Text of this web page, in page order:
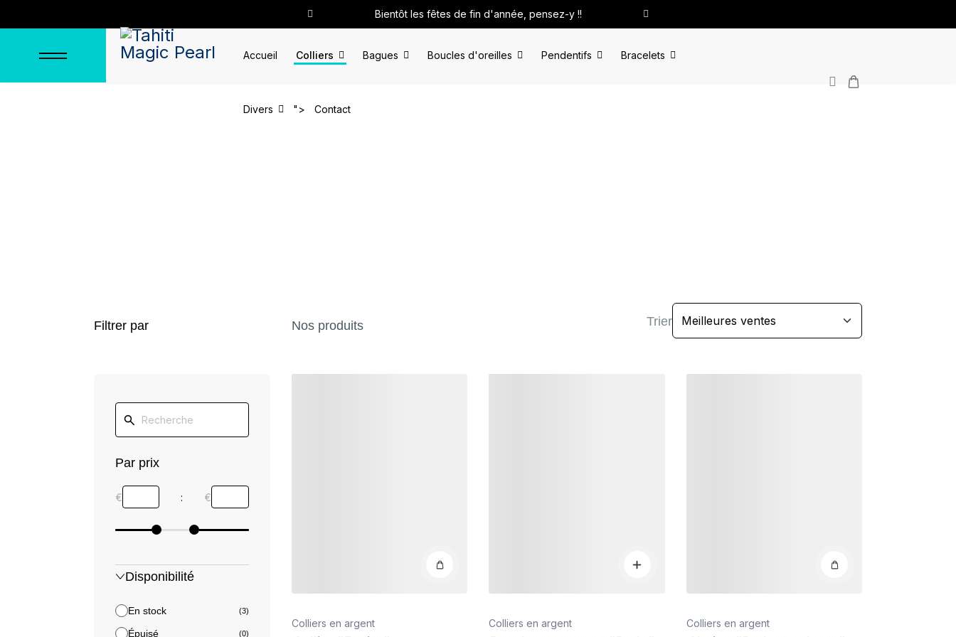
Bientôt les fêtes de fin d'année, pensez-y !!
Accueil Colliers Bagues Boucles d'oreilles Pendentifs Bracelets
Divers "> Contact
Filtrer par Nos produits Trier
Par prix
€ : €
Disponibilité
En stock (3)
Épuisé (0)
Colliers en argent Colliers en argent Colliers en argent